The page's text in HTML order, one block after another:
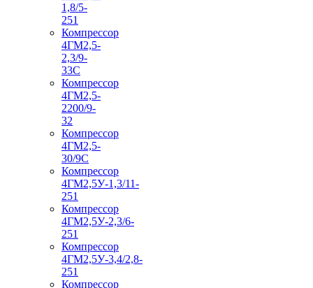
1,8/5-
251
Компрессор
4ГМ2,5-
2,3/9-
33С
Компрессор
4ГМ2,5-
2200/9-
32
Компрессор
4ГМ2,5-
30/9С
Компрессор
4ГМ2,5У-1,3/11-
251
Компрессор
4ГМ2,5У-2,3/6-
251
Компрессор
4ГМ2,5У-3,4/2,8-
251
Компрессор